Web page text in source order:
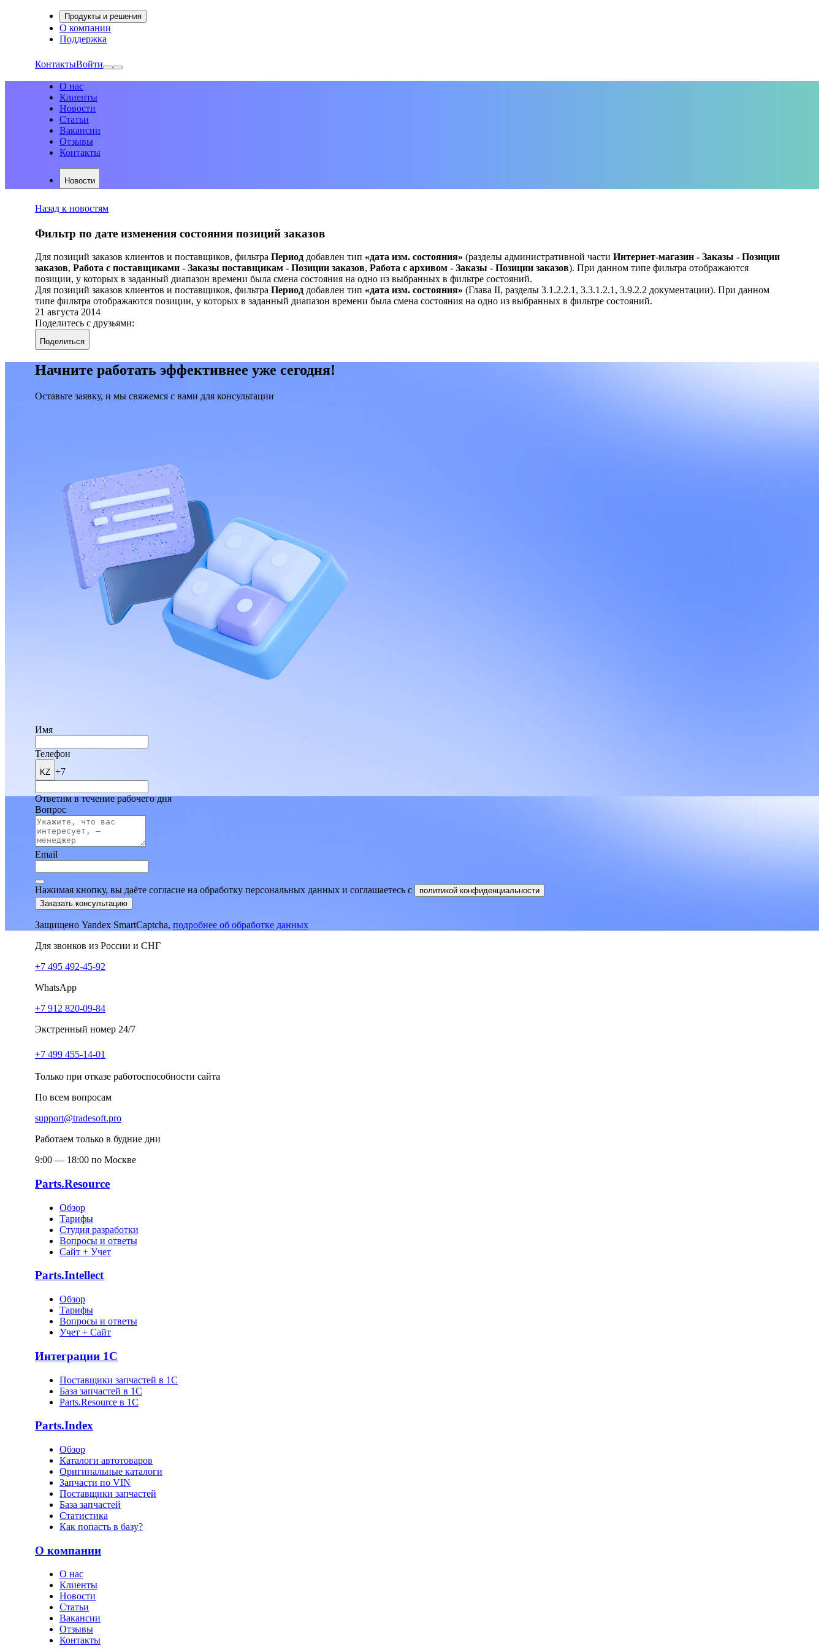
Продукты и решения
О компании
Поддержка
КонтактыВойти
О нас
Клиенты
Новости
Статьи
Вакансии
Отзывы
Контакты
Новости
Назад к новостям
Фильтр по дате изменения состояния позиций заказов
Для позиций заказов клиентов и поставщиков, фильтра Период добавлен тип «дата изм. состояния» (разделы административной части Интернет-магазин - Заказы - Позиции
заказов, Работа с поставщиками - Заказы поставщикам - Позиции заказов, Работа с архивом - Заказы - Позиции заказов). При данном типе фильтра отображаются
позиции, у которых в заданный диапазон времени была смена состояния на одно из выбранных в фильтре состояний.
Для позиций заказов клиентов и поставщиков, фильтра Период добавлен тип «дата изм. состояния» (Глава II, разделы 3.1.2.2.1, 3.3.1.2.1, 3.9.2.2 документации). При данном
типе фильтра отображаются позиции, у которых в заданный диапазон времени была смена состояния на одно из выбранных в фильтре состояний.
21 августа 2014
Поделитесь с друзьями:
Поделиться
Начните работать эффективнее уже сегодня!
Оставьте заявку, и мы свяжемся с вами для консультации
Имя
Телефон
KZ +7
Ответим в течение рабочего дня
Вопрос
Email
Нажимая кнопку, вы даёте согласие на обработку персональных данных и соглашаетесь c
политикой конфиденциальности
Заказать консультацию
Защищено Yandex SmartCaptcha, подробнее об обработке данных
Для звонков из России и СНГ
+7 495 492-45-92
WhatsApp
+7 912 820-09-84
Экстренный номер 24/7
+7 499 455-14-01
Только при отказе работоспособности сайта
По всем вопросам
support@tradesoft.pro
Работаем только в будние дни
9:00 — 18:00 по Москве
Parts.Resource
Обзор
Тарифы
Студия разработки
Вопросы и ответы
Сайт + Учет
Parts.Intellect
Обзор
Тарифы
Вопросы и ответы
Учет + Сайт
Интеграции 1С
Поставщики запчастей в 1C
База запчастей в 1С
Parts.Resource в 1C
Parts.Index
Обзор
Каталоги автотоваров
Оригинальные каталоги
Запчасти по VIN
Поставщики запчастей
База запчастей
Статистика
Как попасть в базу?
О компании
О нас
Клиенты
Новости
Статьи
Вакансии
Отзывы
Контакты